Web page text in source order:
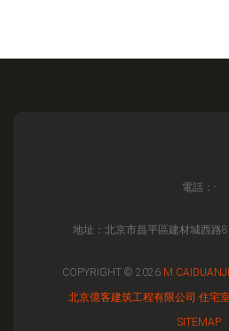
電話：-
地址：北京市昌平區建材城西路
COPYRIGHT © 2026
北京億客建筑工程有限公司 住宅
SITEMAP